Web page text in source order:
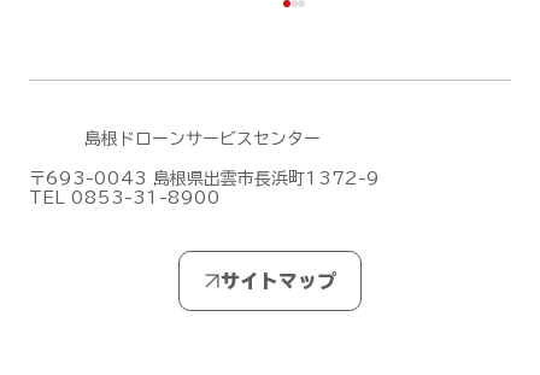
無人航空機操縦士試験の合格発表【ドロ
島根ドローンサービスセンター
〒693-0043 島根県出雲市長浜町1372-9
TEL 0853-31-8900